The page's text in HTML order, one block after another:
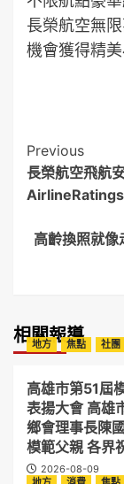
長榮航空無
機會獲得精美
Post
Previous
長榮航空飛航
高齡換照就
相關報導
地方 焦點 社團
高雄市第51屆
表揚大會 高雄
鄉會理事長陳
模範父親 各界
2026-08-09